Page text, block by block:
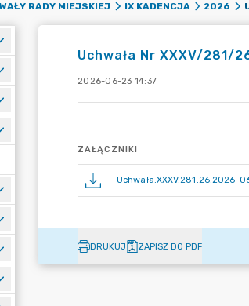
RADY MIEJSKIEJ IX KADENCJA 2026
Uchwała Nr XXXV/281/
2026-06-23 14:37
ZAŁĄCZNIKI
Uchwała.XXXV.281.26.2026-
DRUKUJ ZAPISZ DO PDF